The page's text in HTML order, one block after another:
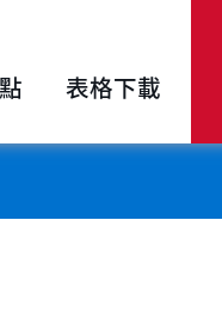
表格下載